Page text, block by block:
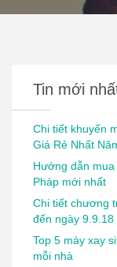
Tin mới
Chi tiết khuyến
Giá Rẻ Nhất
Hướng dẫn
Pháp mới nhất
Chi tiết chương
đến ngày 9.9.18
Top 5 máy xay
mỗi nhà